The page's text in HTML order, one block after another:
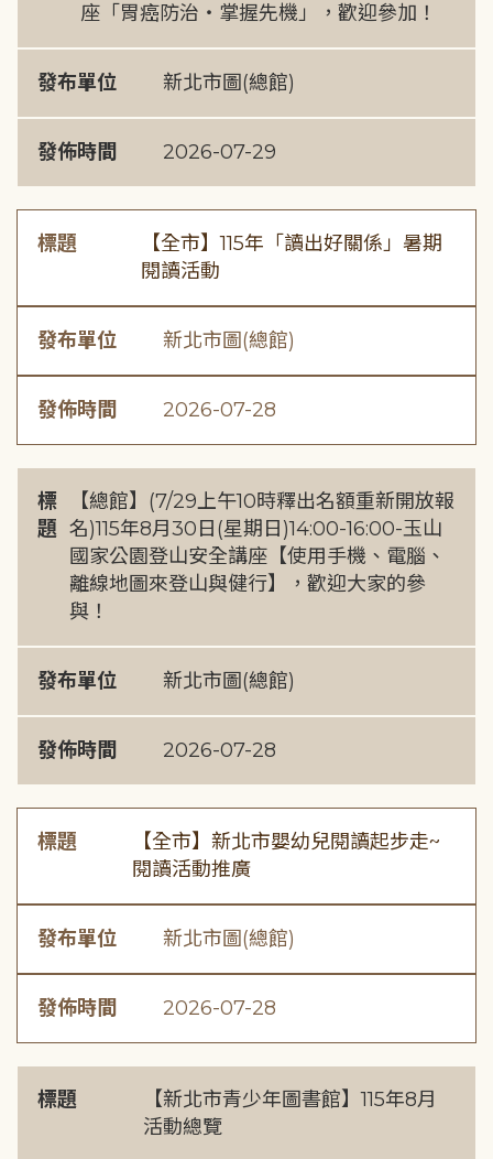
座「胃癌防治・掌握先機」，歡迎參加！
發布單位 新北市圖(總館)
發佈時間 2026-07-29
標題
【全市】115年「讀出好關係」暑期
閱讀活動
發布單位 新北市圖(總館)
發佈時間 2026-07-28
標
題
【總館】(7/29上午10時釋出名額重新開放報
名)115年8月30日(星期日)14:00-16:00-玉山
國家公園登山安全講座【使用手機、電腦、
離線地圖來登山與健行】，歡迎大家的參
與！
發布單位 新北市圖(總館)
發佈時間 2026-07-28
標題
【全市】新北市嬰幼兒閱讀起步走~
閱讀活動推廣
發布單位 新北市圖(總館)
發佈時間 2026-07-28
標題
【新北市青少年圖書館】115年8月
活動總覽